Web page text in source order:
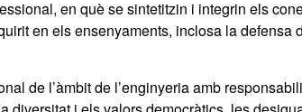
en què se sintetitzin i integrin els
en els ensenyaments, inclosa la defensa
de l’àmbit de l’enginyeria amb